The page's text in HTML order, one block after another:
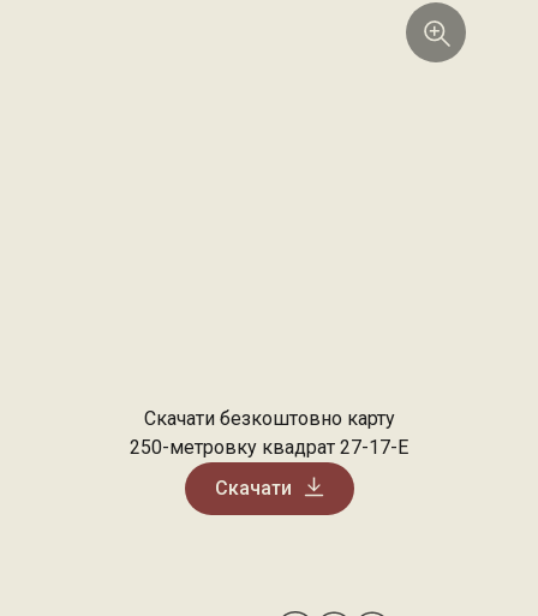
Скачати безкоштовно карту
250-метровку квадрат 27-17-E
Скачати